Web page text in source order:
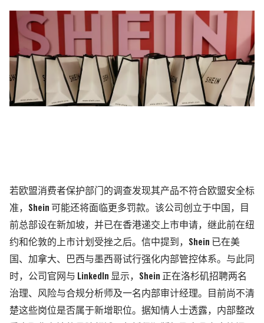
若欧盟消费者保护部门的调查发现其产品不符合欧盟安全标
准，Shein 可能还将面临更多罚款。该公司创立于中国，目
前总部设在新加坡，并已在香港递交上市申请，继此前在纽
约和伦敦的上市计划受挫之后。信中提到，Shein 已在美
国、加拿大、巴西与墨西哥试行强化内部管控体系。与此同
时，公司官网与 LinkedIn 显示，Shein 正在洛杉矶招聘两名
治理、风险与合规分析师及一名内部审计经理。目前尚不清
楚这些岗位是否属于新增职位。据知情人士透露，内部整改